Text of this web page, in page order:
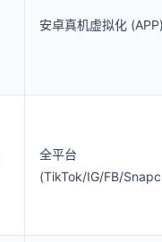
安卓真机虚拟化
全平台
(TikTok/IG/FB/